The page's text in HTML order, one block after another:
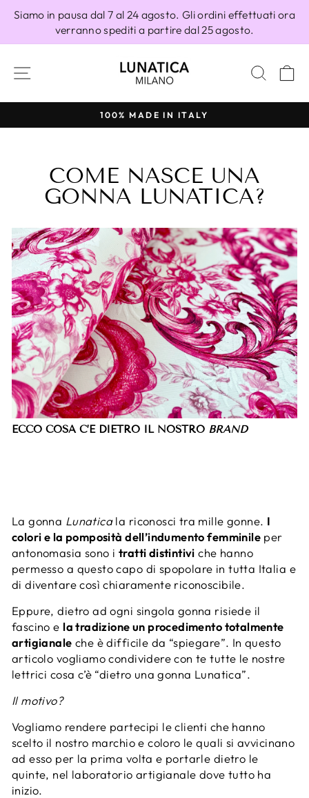
direttamente
Siamo in pausa dal 7 al 24 agosto. Gli ordini effettuati ora
verranno spediti a partire dal 25 agosto.
NAVIGAZIONE DEL SITO
Metti
presentazione
100% MADE IN ITALY
COME NASCE UNA
GONNA LUNATICA?
ECCO COSA C’È DIETRO IL NOSTRO BRAND
La gonna Lunaticala riconosci tra mille gonne. I
colori e la pomposità dell’indumento femminile per
antonomasia sono i tratti distintivi che hanno
permesso a questo capo di spopolare in tutta Italia e
di diventare così chiaramente riconoscibile.
Eppure, dietro ad ogni singola gonna risiede il
fascino e la tradizione un procedimento totalmente
artigianale che è difficile da “spiegare”. In questo
articolo vogliamo condividere con te tutte le nostre
lettrici cosa c’è “dietro una gonna Lunatica”.
Il motivo?
Vogliamo rendere partecipi le clienti che hanno
scelto il nostro marchio e coloro le quali si avvicinano
ad esso per la prima volta e portarle dietro le
quinte, nel laboratorio artigianale dove tutto ha
inizio.